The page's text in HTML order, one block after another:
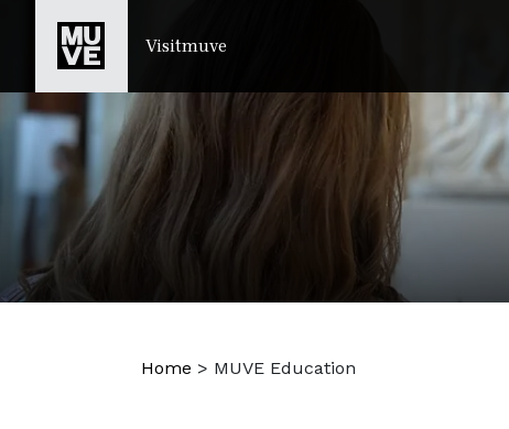
SALTA AL CONTENUTO PRINCIPALE
Visitmuve
Home > MUVE Education